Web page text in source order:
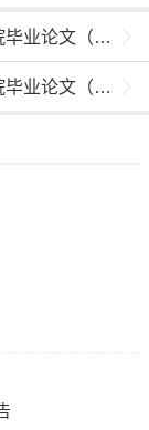
计）指导记录表
答辩与成绩评定细则